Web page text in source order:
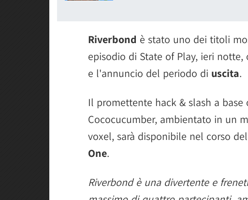
Riverbond è stato uno dei titoli
episodio di State of Play, ieri notte,
e l'annuncio del periodo di uscita.
Il promettente hack & slash a
Cococucumber, ambientato in un
voxel, sarà disponibile nel corso
One.
Riverbond è una divertente e